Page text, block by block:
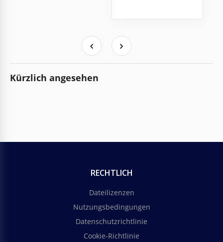
Kürzlich angesehen
RECHTLICH
Dateilizenzen
Nutzungsbedingungen
Datenschutzrichtlinie
Cookie-Richtlinie